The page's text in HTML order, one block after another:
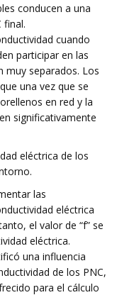
conducen a una
final.
cuando
participar en las
muy separados. Los
una vez que se
en red y la
significativamente
eléctrica de los
las
eléctrica
el valor de “f” se
eléctrica.
una influencia
de los PNC,
para el cálculo